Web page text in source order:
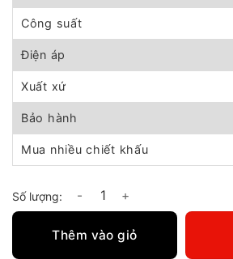
Công suất
Điện áp
Xuất xứ
Bảo hành
Mua nhiều chiết khấu
Quạt thông gió xách tay Shoohan SHT-
Thêm vào giỏ